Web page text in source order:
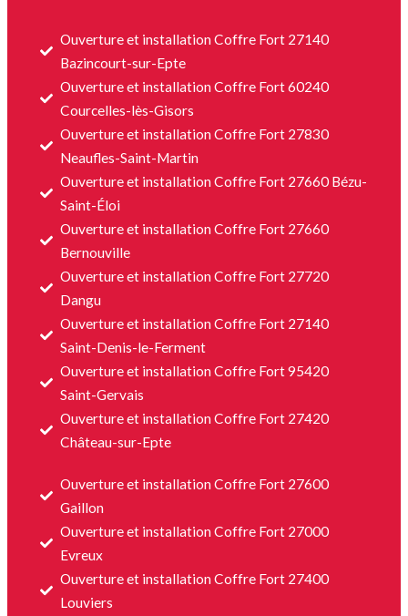
Ouverture et installation Coffre Fort 27140
Bazincourt-sur-Epte
Ouverture et installation Coffre Fort 60240
Courcelles-lès-Gisors
Ouverture et installation Coffre Fort 27830
Neaufles-Saint-Martin
Ouverture et installation Coffre Fort 27660 Bézu-
Saint-Éloi
Ouverture et installation Coffre Fort 27660
Bernouville
Ouverture et installation Coffre Fort 27720
Dangu
Ouverture et installation Coffre Fort 27140
Saint-Denis-le-Ferment
Ouverture et installation Coffre Fort 95420
Saint-Gervais
Ouverture et installation Coffre Fort 27420
Château-sur-Epte
Ouverture et installation Coffre Fort 27600
Gaillon
Ouverture et installation Coffre Fort 27000
Evreux
Ouverture et installation Coffre Fort 27400
Louviers